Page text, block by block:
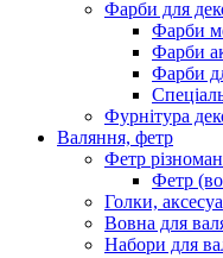
Фарби для
Фарби
Фарби
Фарби
Фурнітура
Валяння, фетр
Фетр
Фетр
Голки,
Вовна для
Набори для